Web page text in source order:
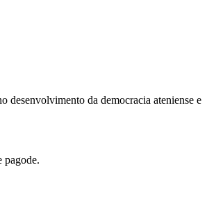
desenvolvimento da democracia ateniense e
pagode.